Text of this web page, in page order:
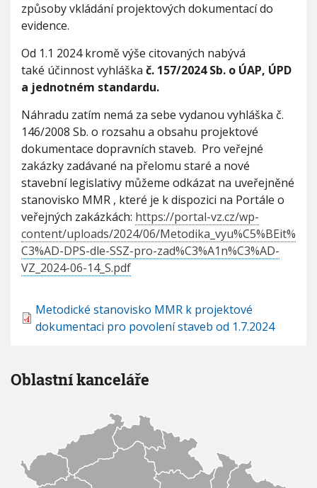
způsoby vkládání projektových dokumentací do
evidence.
Od 1.1 2024 kromě výše citovaných nabývá
také účinnost vyhláška č. 157/2024 Sb. o ÚAP, ÚPD
a jednotném standardu.
Náhradu zatím nemá za sebe vydanou vyhláška č.
146/2008 Sb. o rozsahu a obsahu projektové
dokumentace dopravních staveb. Pro veřejné
zakázky zadávané na přelomu staré a nové
stavební legislativy můžeme odkázat na uveřejněné
stanovisko MMR , které je k dispozici na Portále o
veřejných zakázkách: https://portal-vz.cz/wp-
content/uploads/2024/06/Metodika_vyu%C5%BEit%
C3%AD-DPS-dle-SSZ-pro-zad%C3%A1n%C3%AD-
VZ_2024-06-14_S.pdf
Metodické stanovisko MMR k projektové
dokumentaci pro povolení staveb od 1.7.2024
Oblastní kanceláře